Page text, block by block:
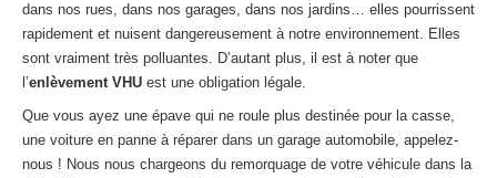
VÉHICULES
CONTACT
01 83 64 20 40
dans nos rues, dans nos garages, dans nos jardins… elles pourrissent
rapidement et nuisent dangereusement à notre environnement. Elles
sont vraiment très polluantes. D’autant plus, il est à noter que
l’enlèvement VHU est une obligation légale.
Que vous ayez une épave qui ne roule plus destinée pour la casse,
une voiture en panne à réparer dans un garage automobile, appelez-
nous ! Nous nous chargeons du remorquage de votre véhicule dans la